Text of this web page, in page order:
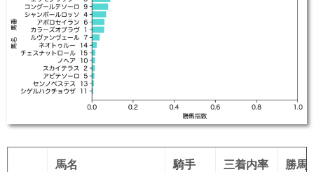
馬名 騎手 三着内率 勝馬